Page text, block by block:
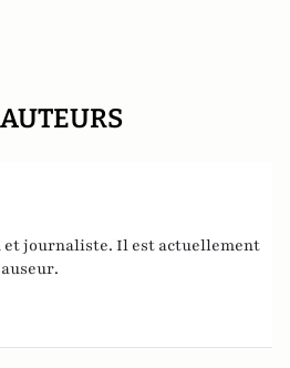
et journaliste. Il est actuellement
.